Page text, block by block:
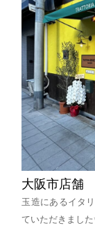
大阪市店舗
玉造にあるイタ
ていただきました